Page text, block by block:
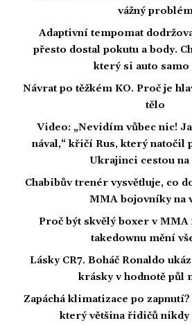
vážný
Adaptivní tempomat
přesto dostal pokutu a body.
který si auto
Návrat po těžkém KO. Proč je
tělo
Video: „Nevidím vůbec nic!
nával,“ křičí Rus, který natočil
Ukrajinci cestou
Chabibův trenér vysvětluje, co
MMA bojovníky na
Proč být skvělý boxer v MMA
takedownu mění
Lásky CR7. Boháč Ronaldo
krásky v hodnotě půl
Zapáchá klimatizace po
který většina řidičů nikdy